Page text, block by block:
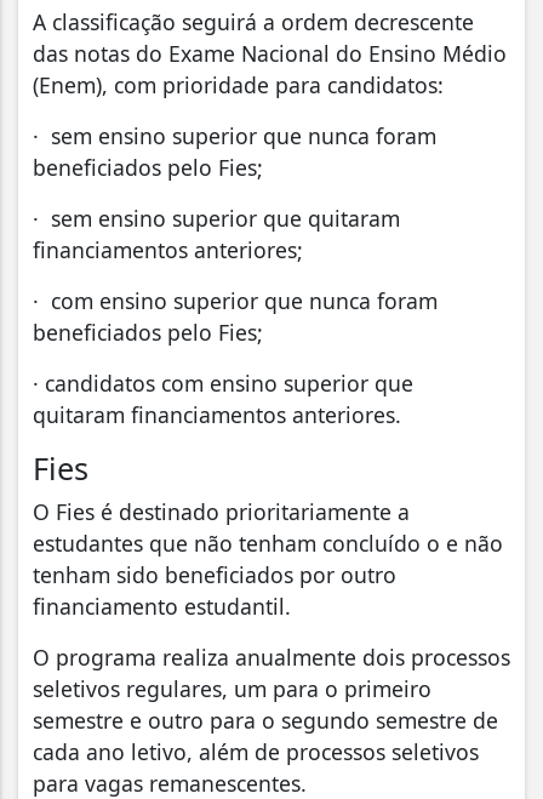
A classificação seguirá a ordem decrescente
das notas do Exame Nacional do Ensino Médio
(Enem), com prioridade para candidatos:
· sem ensino superior que nunca foram
beneficiados pelo Fies;
· sem ensino superior que quitaram
financiamentos anteriores;
· com ensino superior que nunca foram
beneficiados pelo Fies;
· candidatos com ensino superior que
quitaram financiamentos anteriores.
Fies
O Fies é destinado prioritariamente a
estudantes que não tenham concluído o e não
tenham sido beneficiados por outro
financiamento estudantil.
O programa realiza anualmente dois processos
seletivos regulares, um para o primeiro
semestre e outro para o segundo semestre de
cada ano letivo, além de processos seletivos
para vagas remanescentes.